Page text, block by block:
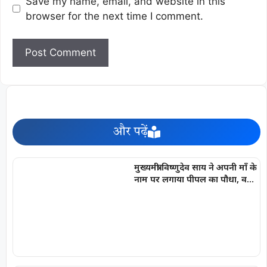
browser for the next time I comment.
और पढ़ें
मुख्यमंत्री विष्णुदेव साय ने अपनी माँ के
नाम पर लगाया पीपल का पौधा, वन